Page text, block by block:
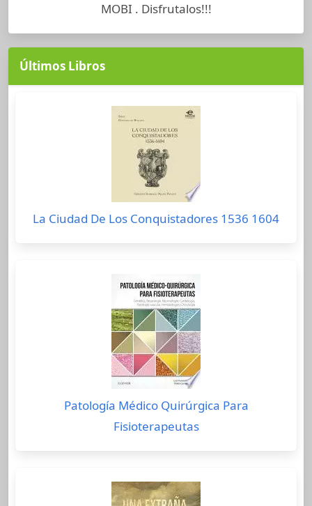
MOBI . Disfrutalos!!!
Últimos Libros
La Ciudad De Los Conquistadores 1536 1604
Patología Médico Quirúrgica Para
Fisioterapeutas